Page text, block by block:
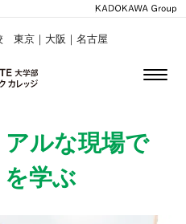
東京｜大阪｜名古屋
ルな現場で
を学ぶ